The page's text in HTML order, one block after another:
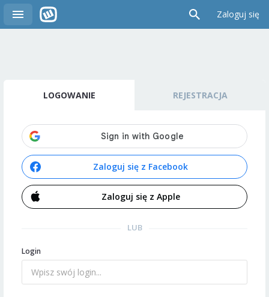
Zaloguj się
LOGOWANIE REJESTRACJA
Zaloguj się z Facebook
Zaloguj się z Apple
LUB
Login